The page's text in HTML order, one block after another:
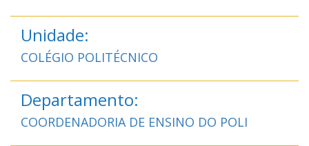
Unidade:
COLÉGIO POLITÉCNICO
Departamento:
COORDENADORIA DE ENSINO DO POLI